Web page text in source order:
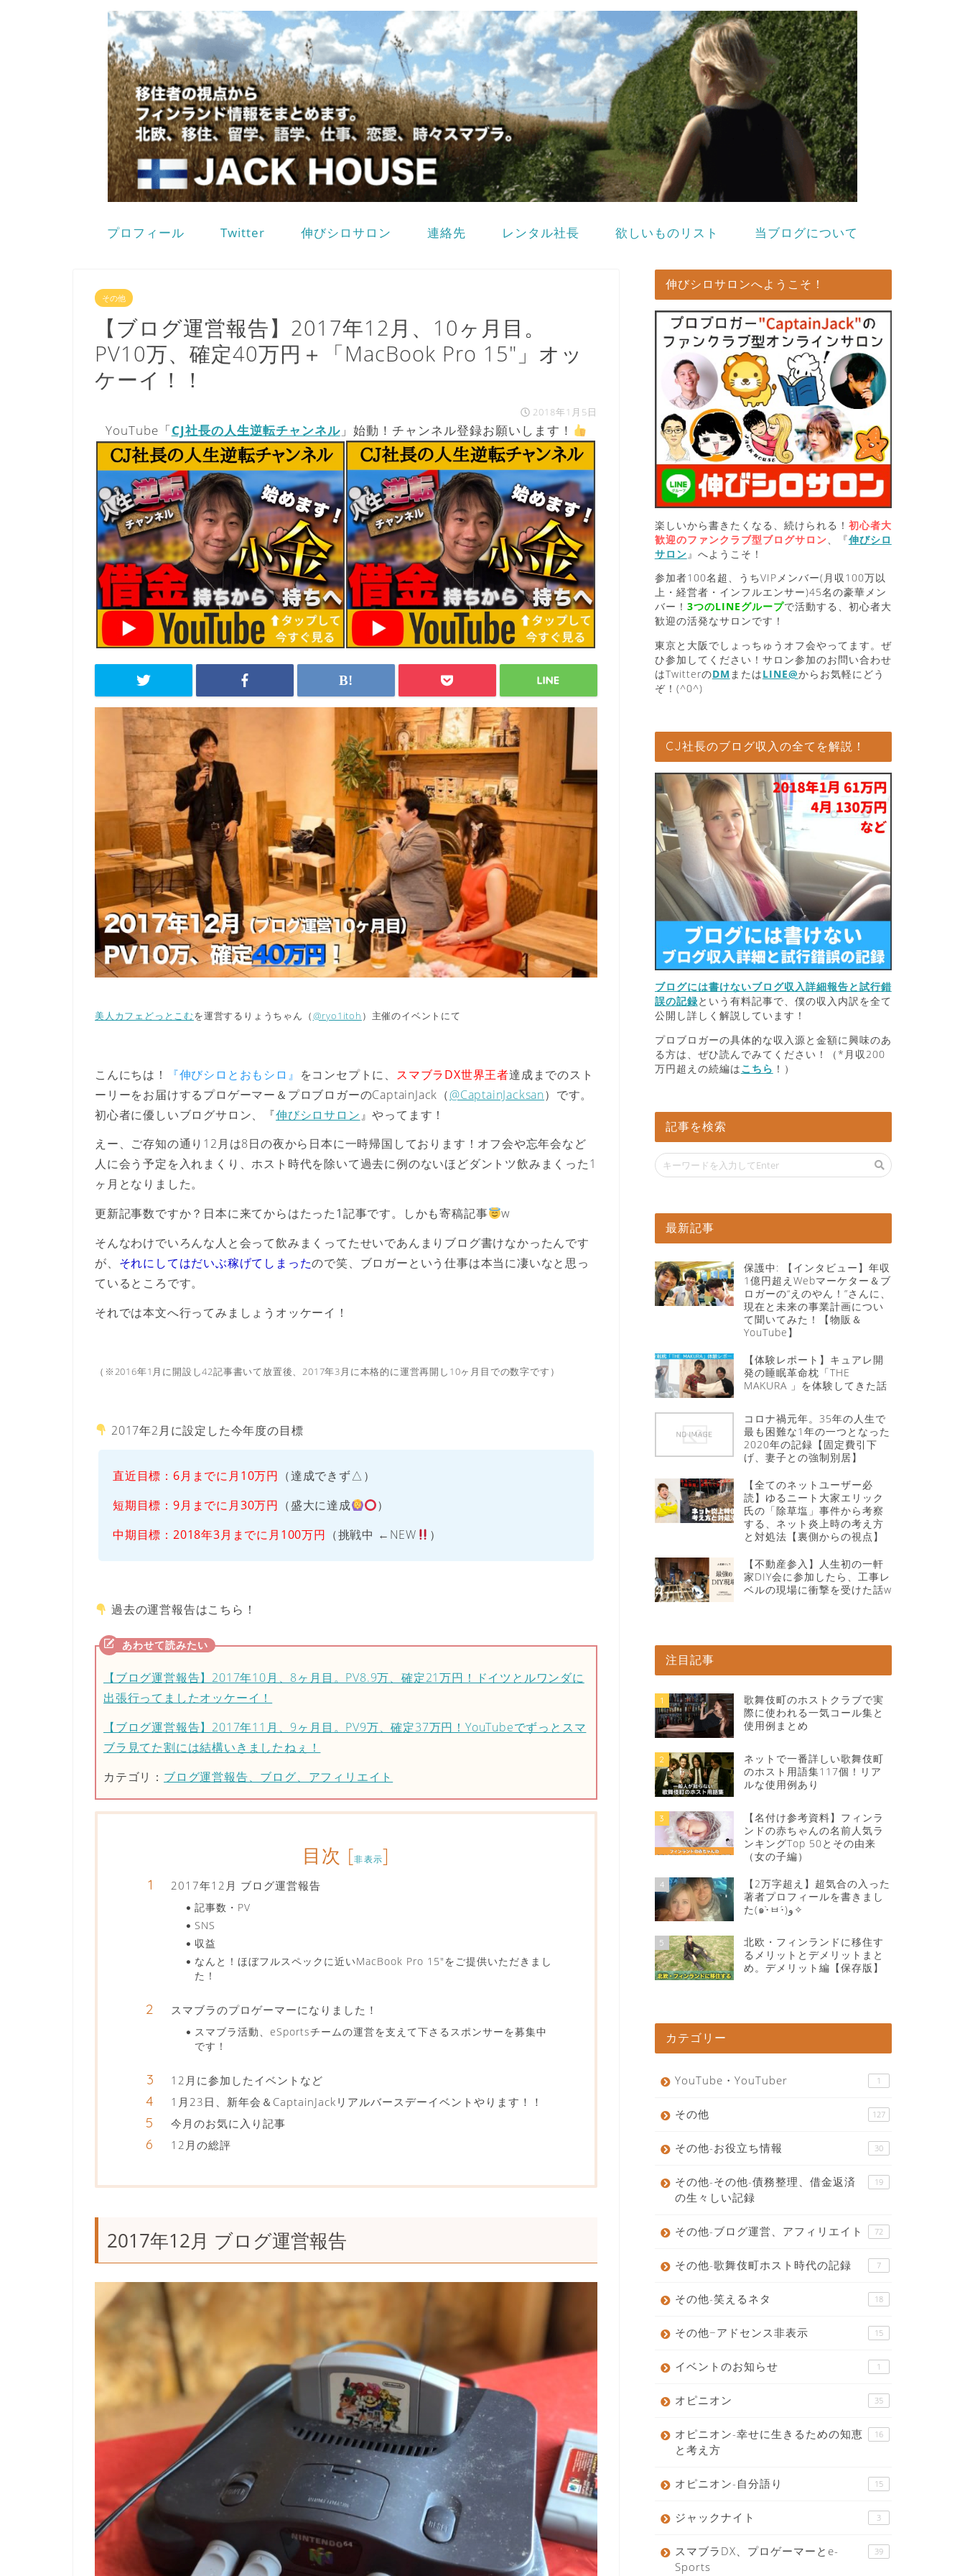
プロフィール Twitter 伸びシロサロン 連絡先 レンタル社長 欲しいものリスト 当ブログについて
その他
【ブログ運営報告】2017年12月、10ヶ月目。
PV10万、確定40万円＋「MacBook Pro 15"」オッ
ケーイ！！
2018年1月5日
YouTube「CJ社長の人生逆転チャンネル」始動！チャンネル登録お願いします！
美人カフェどっとこむを運営するりょうちゃん（@ryo1itoh ）主催のイベントにて
こんにちは！ 『伸びシロとおもシロ』 をコンセプトに、 スマブラDX世界王者達成までのスト
ーリーをお届けするプロゲーマー＆プロブロガーのCaptainJack（@CaptainJacksan）です。
初心者に優しいブログサロン、『伸びシロサロン』やってます‪！
えー、ご存知の通り12月は8日の夜から日本に一時帰国しております！オフ会や忘年会など
人に会う予定を入れまくり、ホスト時代を除いて過去に例のないほどダントツ飲みまくった1
ヶ月となりました。
更新記事数ですか？ 日本に来てからはたった1記事です。しかも寄稿記事
w
そんなわけでいろんな人と会って飲みまくってたせいであんまりブログ書けなかったんです
が、 それにしてはだいぶ稼げてしまったので笑、ブロガーという仕事は本当に凄いなと思っ
ているところです。
それでは本文へ行ってみましょうオッケーイ！
（※2016年1月に開設し42記事書いて放置後、2017年3月に本格的に運営再開し10ヶ月目での数字です）
2017年2月に設定した今年度の目標
直近目標：6月までに月10万円 （達成できず△）
短期目標：9月までに月30万円 （盛大に達成
）
中期目標：2018年3月までに月100万円 （挑戦中 ←NEW ）
過去の運営報告はこちら！
【ブログ運営報告】2017年10月、8ヶ月目。PV8.9万、確定21万円！ドイツとルワンダに
出張行ってましたオッケーイ！
【ブログ運営報告】2017年11月、9ヶ月目。PV9万、確定37万円！YouTubeでずっとスマ
ブラ見てた割には結構いきましたねぇ！
カテゴリ： ブログ運営報告、ブログ、アフィリエイト
目次 [非表示]
2017年12月 ブログ運営報告
記事数・PV
SNS
収益
なんと！ほぼフルスペックに近いMacBook Pro 15″をご提供いただきまし
た！
スマブラのプロゲーマーになりました！
スマブラ活動、eSportsチームの運営を支えて下さるスポンサーを募集中
です！
12月に参加したイベントなど
1月23日、新年会＆CaptainJackリアルバースデーイベントやります！！
今月のお気に入り記事
12月の総評
2017年12月 ブログ運営報告
伸びシロサロンへようこそ！
楽しいから書きたくなる、続けられる！ 初心者大
歓迎のファンクラブ型ブログサロン 、『伸びシロ
サロン 』へようこそ！
参加者100名超、うちVIPメンバー(月収100万以
上・経営者・インフルエンサー)45名の豪華メン
バー！ 3つのLINEグループで活動する、初心者大
歓迎の活発なサロンです！
東京と大阪でしょっちゅうオフ会やってます。ぜ
ひ参加してください！サロン参加のお問い合わせ
はTwitterのDM またはLINE@からお気軽にどう
ぞ！(^0^)
CJ社長のブログ収入の全てを解説！
ブログには書けないブログ収入詳細報告と試行錯
誤の記録という有料記事で、僕の収入内訳を全て
公開し詳しく解説しています！
プロブロガーの具体的な収入源と金額に興味のあ
る方は、ぜひ読んでみてください！（*月収200
万円超えの続編はこちら ！）
記事を検索
最新記事
保護中: 【インタビュー】年収
1億円超えWebマーケター＆ブ
ロガーの“えのやん！”さんに、
現在と未来の事業計画につい
て聞いてみた！【物販＆
YouTube】
【体験レポート】キュアレ開
発の睡眠革命枕「THE
MAKURA 」を体験してきた話
コロナ禍元年。35年の人生で
最も困難な1年の一つとなった
2020年の記録【固定費引下
げ、妻子との強制別居】
【全てのネットユーザー必
読】ゆるニート大家エリック
氏の「除草塩」事件から考察
する、ネット炎上時の考え方
と対処法【裏側からの視点】
【不動産参入】人生初の一軒
家DIY会に参加したら、工事レ
ベルの現場に衝撃を受けた話w
注目記事
1
歌舞伎町のホストクラブで実
際に使われる一気コール集と
使用例まとめ
2
ネットで一番詳しい歌舞伎町
のホスト用語集117個！リア
ルな使用例あり
3
【名付け参考資料】フィンラ
ンドの赤ちゃんの名前人気ラ
ンキングTop 50とその由来
（女の子編）
4
【2万字超え】超気合の入った
著者プロフィールを書きまし
た(๑•̀ㅂ•́)و✧
5
北欧・フィンランドに移住す
るメリットとデメリットまと
め。デメリット編【保存版】
カテゴリー
YouTube・YouTuber 1
その他 127
その他-お役立ち情報 30
その他-その他-債務整理、借金返済
の生々しい記録
19
その他-ブログ運営、アフィリエイト 72
その他-歌舞伎町ホスト時代の記録 7
その他-笑えるネタ 18
その他−アドセンス非表示 15
イベントのお知らせ 1
オピニオン 35
オピニオン-幸せに生きるための知恵
と考え方
16
オピニオン-自分語り 15
ジャックナイト 3
スマブラDX、プロゲーマーとe-
Sports
39